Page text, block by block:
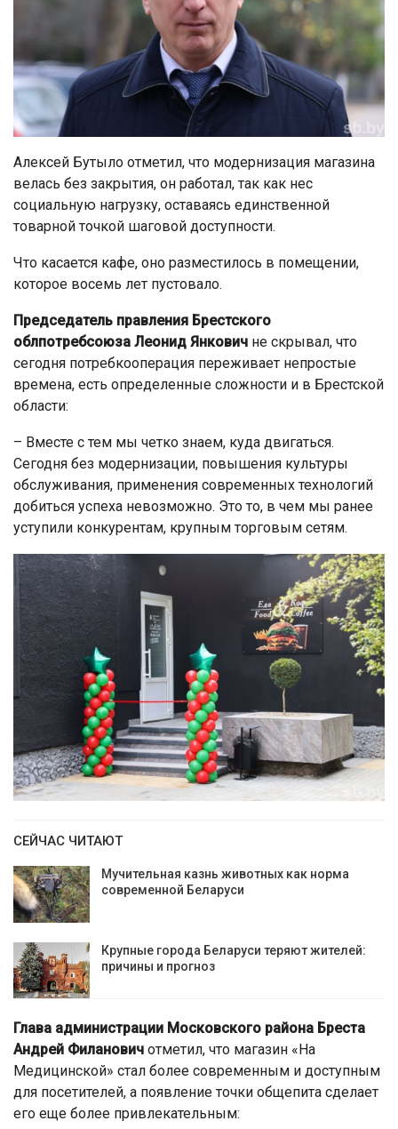
Алексей Бутыло отметил, что модернизация магазина
велась без закрытия, он работал, так как нес
социальную нагрузку, оставаясь единственной
товарной точкой шаговой доступности.
Что касается кафе, оно разместилось в помещении,
которое восемь лет пустовало.
Председатель правления Брестского
облпотребсоюза Леонид Янкович не скрывал, что
сегодня потребкооперация переживает непростые
времена, есть определенные сложности и в Брестской
области:
– Вместе с тем мы четко знаем, куда двигаться.
Сегодня без модернизации, повышения культуры
обслуживания, применения современных технологий
добиться успеха невозможно. Это то, в чем мы ранее
уступили конкурентам, крупным торговым сетям.
СЕЙЧАС ЧИТАЮТ
Мучительная казнь животных как норма
современной Беларуси
Крупные города Беларуси теряют жителей:
причины и прогноз
Глава администрации Московского района Бреста
Андрей Филанович отметил, что магазин «На
Медицинской» стал более современным и доступным
для посетителей, а появление точки общепита сделает
его еще более привлекательным: